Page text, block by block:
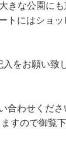
きな公園に
にはショ
をお願い致
合わせくださ
すので御覧下